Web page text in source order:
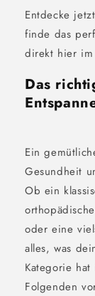
Entdecke
finde das
direkt hier im
Das
Ein
Gesundheit
Ob ein
oder eine
alles, was
Kategorie
Folgenden